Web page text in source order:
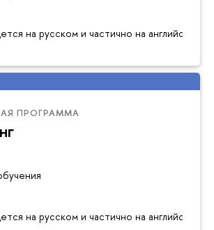
на русском и частично на английском
ПРОГРАММА
на русском и частично на английском